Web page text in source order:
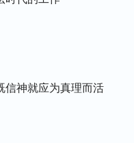
是男性，而且还是女
是圣灵感孕与从人生
工作；同样代表父
主，一个是满载烈
辟救赎工作的大元
的神；一个是开头，
信神就应为真理而活